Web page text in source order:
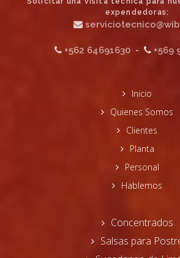
expendedoras:
+562 64691630 - +569
Inicio
Quienes Somos
Clientes
Planta
Personal
Hablemos
Concentrados
Salsas para